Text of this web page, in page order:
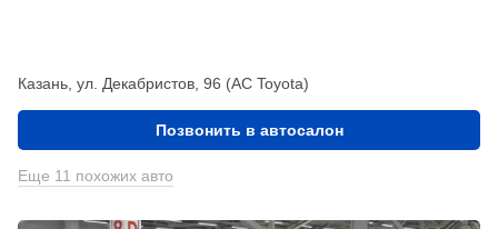
Казань, ул. Декабристов, 96 (АС Toyota)
Позвонить в автосалон
Еще 11 похожих авто